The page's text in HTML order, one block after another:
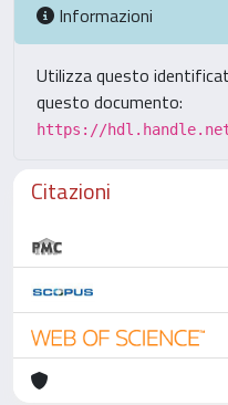
Informazioni
Utilizza questo
questo documento:
https://
Citazioni